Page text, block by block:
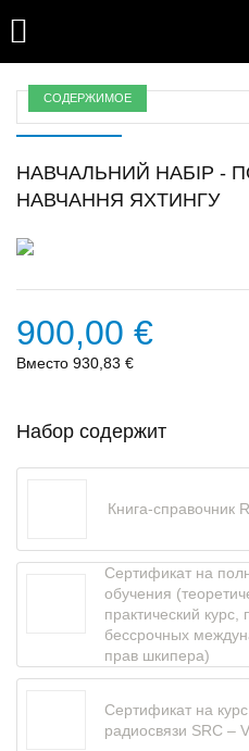

СОДЕРЖИМОЕ
НАВЧАЛЬНИЙ НАБІР -
НАВЧАННЯ ЯХТИНГУ
900,00 €
Вместо 930,83 €
Набор содержит
Книга-справочник
Сертификат на
обучения
практический курс,
бессрочных
прав шкипера)
Сертификат на курс
радиосвязи SRC –